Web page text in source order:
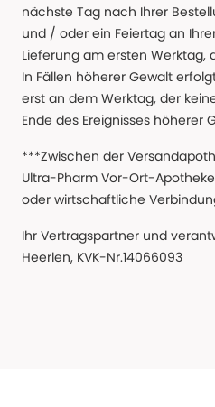
nächste Tag nach Ihrer
und / oder ein Feiertag an
Lieferung am ersten Werktag,
In Fällen höherer Gewalt
erst an dem Werktag, der
Ende des Ereignisses höherer
***Zwischen der
Ultra-Pharm Vor-Ort-
oder wirtschaftliche
Ihr Vertragspartner und
Heerlen, KVK-Nr.14066093